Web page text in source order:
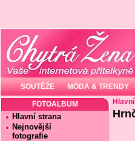
SOUTĚŽE MÓDA & TRENDY
FOTOALBUM
Hlavní strana
Nejnovější
fotografie